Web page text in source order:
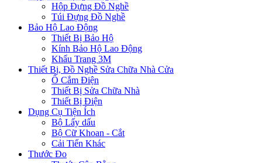
Hộp Đựng Đồ Nghề
Túi Đựng Đồ Nghề
Bảo Hộ Lao Động
Thiết Bị Bảo Hộ
Kính Bảo Hộ Lao Động
Khẩu Trang 3M
Thiết Bị, Đồ Nghề Sửa Chữa Nhà Cửa
Ổ Cắm Điện
Thiết Bị Sửa Chữa Nhà
Thiết Bị Điện
Dụng Cụ Tiện Ích
Bộ Lấy dấu
Bộ Cữ Khoan - Cắt
Cải Tiến Khác
Thước Đo